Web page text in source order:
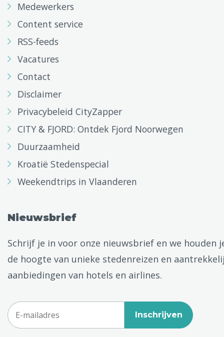
Medewerkers
Content service
RSS-feeds
Vacatures
Contact
Disclaimer
Privacybeleid CityZapper
CITY & FJORD: Ontdek Fjord Noorwegen
Duurzaamheid
Kroatië Stedenspecial
Weekendtrips in Vlaanderen
Nieuwsbrief
Schrijf je in voor onze nieuwsbrief en we houden
de hoogte van unieke stedenreizen en
aanbiedingen van hotels en airlines.
Inschrijven